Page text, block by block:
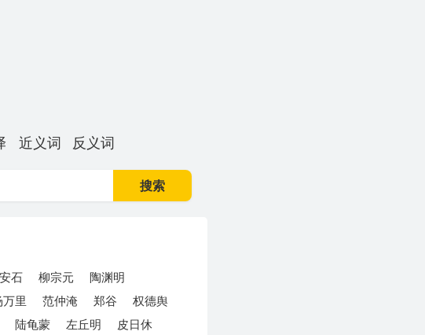
近义词 反义词
搜索
石 柳宗元
陶渊明
里 范仲淹 郑谷
权德舆
陆龟蒙 左丘明
皮日休